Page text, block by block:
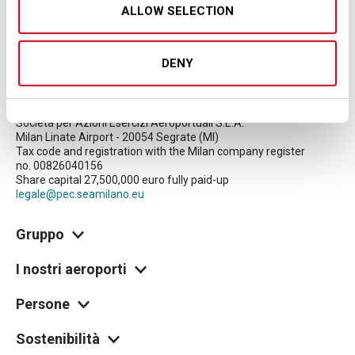
ALLOW SELECTION
DENY
© Copyright 2026 SEA S.p.A.
Società per Azioni Esercizi Aeroportuali S.E.A.
Milan Linate Airport - 20054 Segrate (MI)
Tax code and registration with the Milan company register
no. 00826040156
Share capital 27,500,000 euro fully paid-up
legale@pec.seamilano.eu
Gruppo
I nostri aeroporti
Persone
Sostenibilità